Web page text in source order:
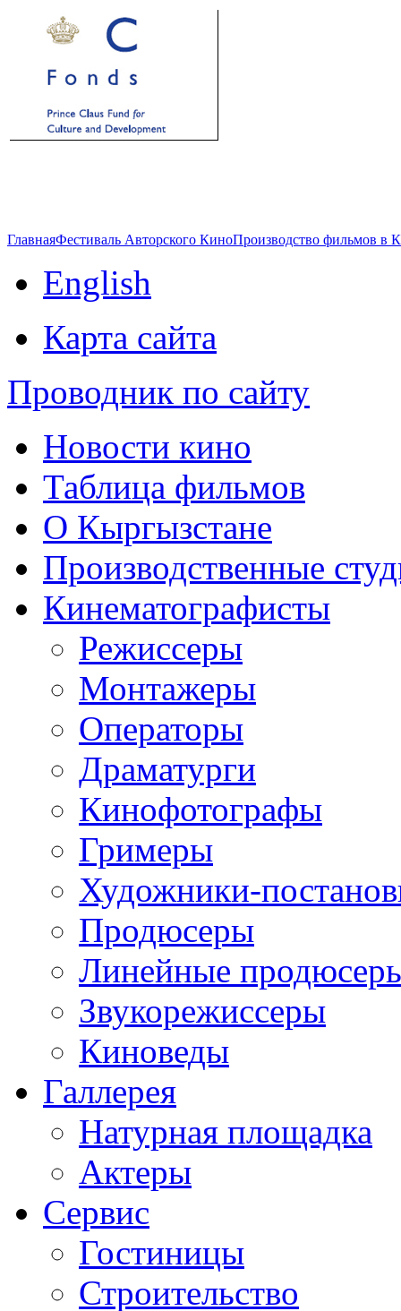
ГлавнаяФестиваль Авторского КиноПроизводство фильмов в
English
Карта сайта
Проводник по сайту
Новости кино
Таблица фильмов
О Кыргызстане
Производственные
Кинематографисты
Режиссеры
Монтажеры
Операторы
Драматурги
Кинофотографы
Гримеры
Художники-
Продюсеры
Линейные
Звукорежиссеры
Киноведы
Галлерея
Натурная площадка
Актеры
Сервис
Гостиницы
Строительство